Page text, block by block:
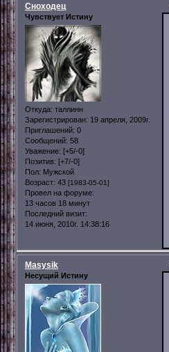
Сноходец
Чувствует Истину
Откуда: таллинн
Зарегистрирован: 19 апреля, 2009г.
Приглашений: 0
Сообщений: 58
Уважение: [+5/-0]
Позитив: [+7/-0]
Пол: Мужской
Возраст: 43 [1983-05-01]
Провел на форуме:
13 часов 18 минут
Последний визит:
14 июня, 2010г. 14:38:16
Masysik
Несущий Истину